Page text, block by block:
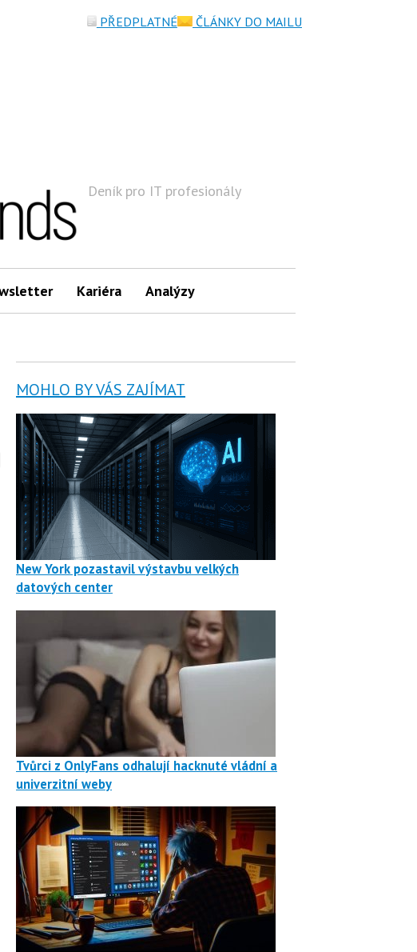
Deník pro IT profesionály
Kariéra Analýzy
MOHLO BY VÁS ZAJÍMAT
New York pozastavil výstavbu velkých
datových center
Tvůrci z OnlyFans odhalují hacknuté vládní a
univerzitní weby
PŘEDPLATNÉ ČLÁNKY DO MAILU